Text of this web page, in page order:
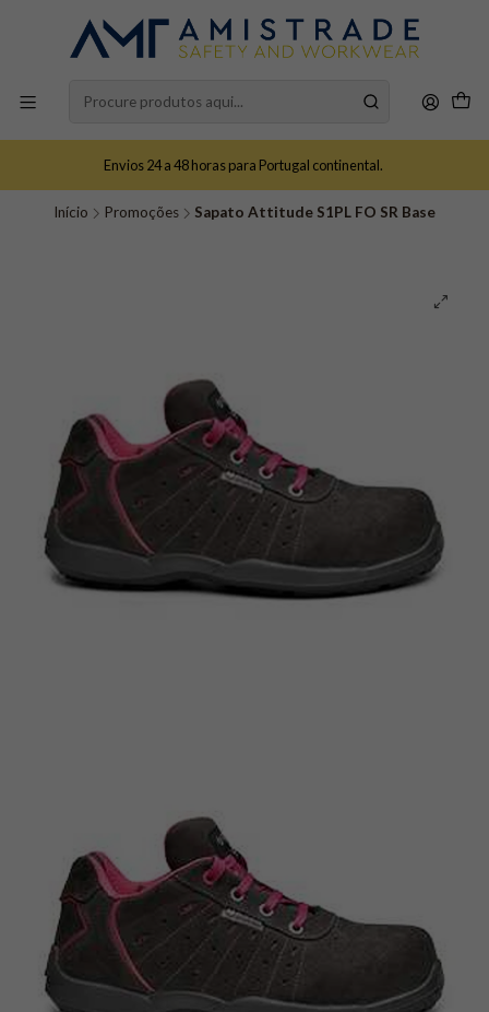
Envios 24 a 48 horas para Portugal continental.
Início Promoções Sapato Attitude S1PL FO SR Base